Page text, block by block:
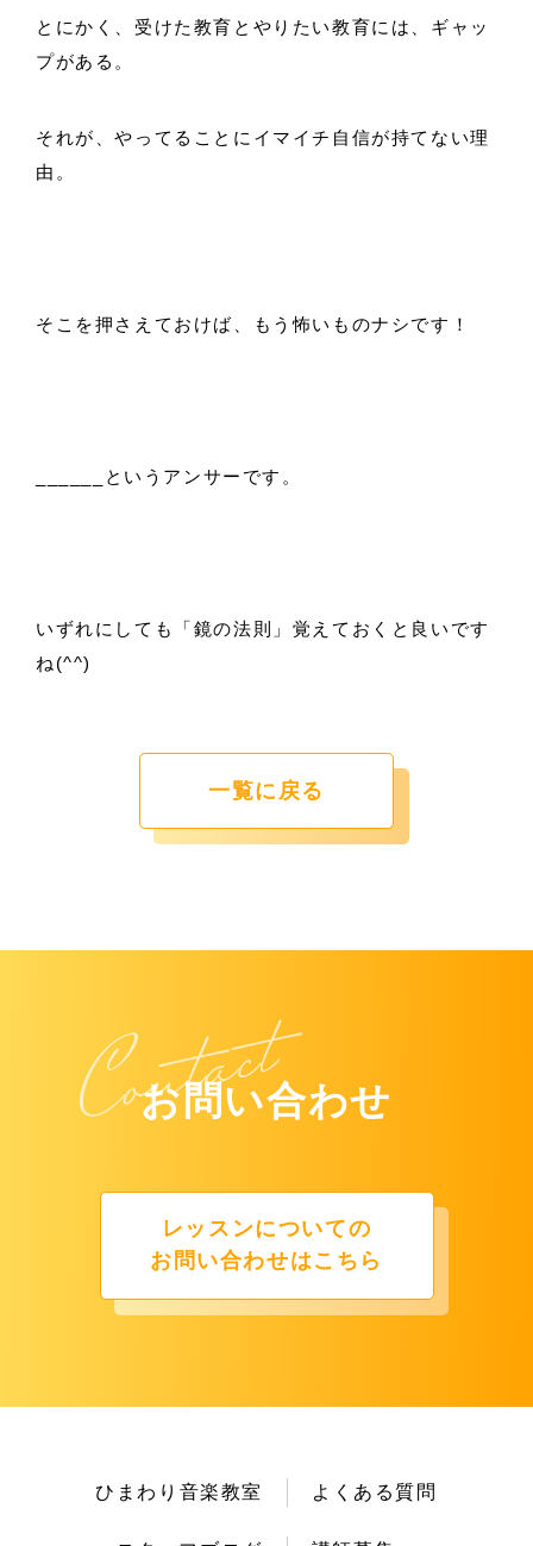
とにかく、受けた教育とやりたい教育には、ギャッ
プがある。
それが、やってることにイマイチ自信が持てない理
由。
そこを押さえておけば、もう怖いものナシです！
______というアンサーです。
いずれにしても「鏡の法則」覚えておくと良いです
ね(^^)
一覧に戻る
お問い合わせ
レッスンについての
お問い合わせはこちら
ひまわり音楽教室 よくある質問